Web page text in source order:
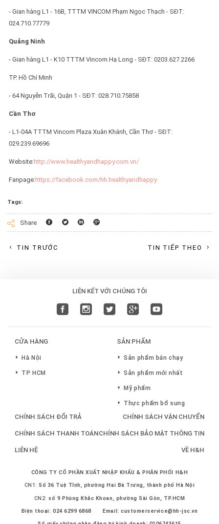
- Gian hàng L1 - 16B, TTTM VINCOM Phạm Ngọc Thạch - SĐT:
024.710.77779
Quảng Ninh
- Gian hàng L1 - K10 TTTM Vincom Hạ Long - SĐT: 0203.627.2266
TP. Hồ Chí Minh
- 64 Nguyễn Trãi, Quận 1 - SĐT: 028.710.75858
Cần Thơ
- L1-04A TTTM Vincom Plaza Xuân Khánh, Cần Thơ - SĐT:
029.239.69696
Website:http://www.healthyandhappy.com.vn/
Fanpage:https://facebook.com/hh.healthyandhappy
Tags:
Share Facebook
Twitter
Linkedin
Googleplus
TIN TRƯỚC TIN TIẾP THEO
LIÊN KẾT VỚI CHÚNG TÔI
CỬA HÀNG
Hà Nội
TP HCM
SẢN PHẨM
Sản phẩm bán chạy
Sản phẩm mới nhất
Mỹ phẩm
Thực phẩm bổ sung
CHÍNH SÁCH ĐỔI TRẢ CHÍNH SÁCH VẬN CHUYỂN
CHÍNH SÁCH THANH TOÁNCHÍNH SÁCH BẢO MẬT THÔNG TIN
LIÊN HỆ VỀ H&H
CÔNG TY CỔ PHẦN XUẤT NHẬP KHẨU & PHÂN PHỐI H&H
CN1:Số 36 Tuệ Tĩnh, phường Hai Bà Trưng, thành phố Hà Nội
CN2:số 9 Phùng Khắc Khoan, phường Sài Gòn, TP.HCM
Điện thoại:024 6299 6868 Email:customerservice@hh-jsc.vn